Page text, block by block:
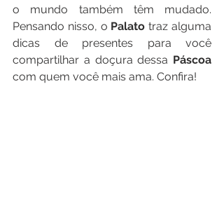
o mundo também têm mudado.
Pensando nisso, o Palato traz alguma
dicas de presentes para você
compartilhar a doçura dessa Páscoa
com quem você mais ama. Confira!